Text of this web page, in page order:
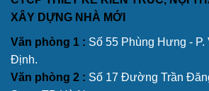
XÂY DỰNG NHÀ MỚI
Văn phòng 1 : Số 55 Phùng Hưng -
Định.
Văn phòng 2 : Số 17 Đường Trần